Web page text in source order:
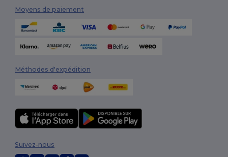
Moyens de paiement
Méthodes d'expédition
Suivez-nous